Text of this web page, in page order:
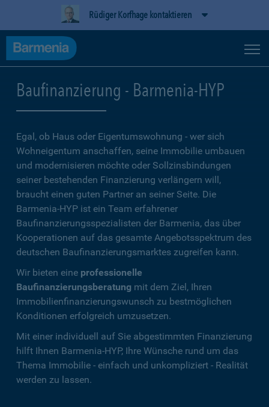
Rüdiger Korfhage kontaktieren
Baufinanzierung - Barmenia-HYP
Egal, ob Haus oder Eigentumswohnung - wer sich
Wohneigentum anschaffen, seine Immobilie umbauen
und modernisieren möchte oder Sollzinsbindungen
seiner bestehenden Finanzierung verlängern will,
braucht einen guten Partner an seiner Seite. Die
Barmenia-HYP ist ein Team erfahrener
Baufinanzierungsspezialisten der Barmenia, das über
Kooperationen auf das gesamte Angebotsspektrum des
deutschen Baufinanzierungsmarktes zugreifen kann.
Wir bieten eine professionelle
Baufinanzierungsberatung mit dem Ziel, Ihren
Immobilienfinanzierungswunsch zu bestmöglichen
Konditionen erfolgreich umzusetzen.
Mit einer individuell auf Sie abgestimmten Finanzierung
hilft Ihnen Barmenia-HYP, Ihre Wünsche rund um das
Thema Immobilie - einfach und unkompliziert - Realität
werden zu lassen.